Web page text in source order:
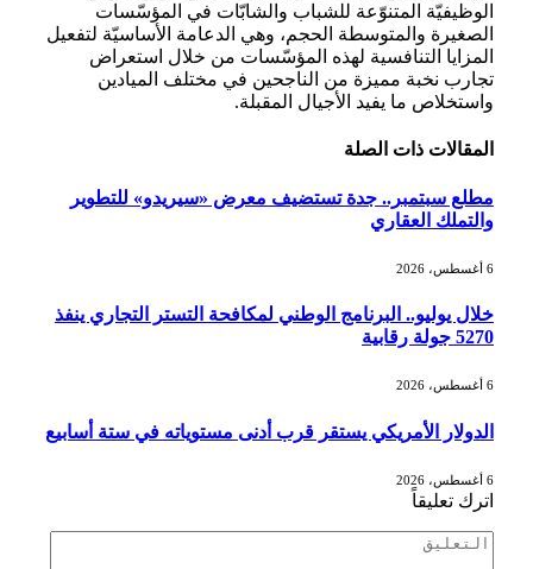
الوظيفيّة المتنوّعة للشباب والشابّات في المؤسّسات
الصغيرة والمتوسطة الحجم، وهي الدعامة الأساسيّة لتفعيل
المزايا التنافسية لهذه المؤسّسات من خلال استعراض
تجارب نخبة مميزة من الناجحين في مختلف الميادين
واستخلاص ما يفيد الأجيال المقبلة.
المقالات ذات الصلة
مطلع سبتمبر.. جدة تستضيف معرض «سيريدو» للتطوير
والتملك العقاري
6 أغسطس، 2026
خلال يوليو.. البرنامج الوطني لمكافحة التستر التجاري ينفذ
5270 جولة رقابية
6 أغسطس، 2026
الدولار الأمريكي يستقر قرب أدنى مستوياته في ستة أسابيع
6 أغسطس، 2026
اترك تعليقاً